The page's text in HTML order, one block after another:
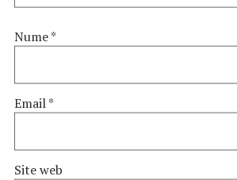
Nume*
Email*
Site web